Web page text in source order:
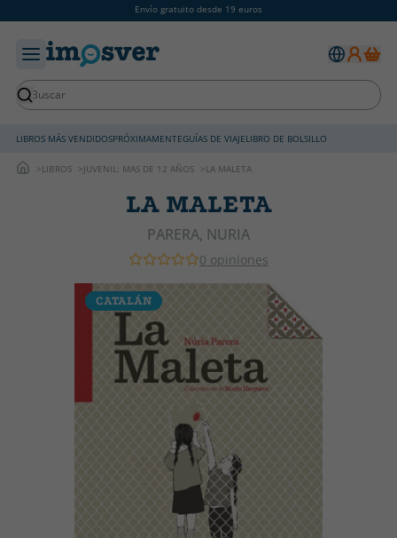
Envío gratuito desde 19 euros
LIBROS MÁS VENDIDOSPRÓXIMAMENTEGUÍAS DE VIAJELIBRO DE BOLSILLO
LIBROS JUVENIL: MAS DE 12 AÑOS LA MALETA
LA MALETA
PARERA, NURIA
0 opiniones
CATALÁN